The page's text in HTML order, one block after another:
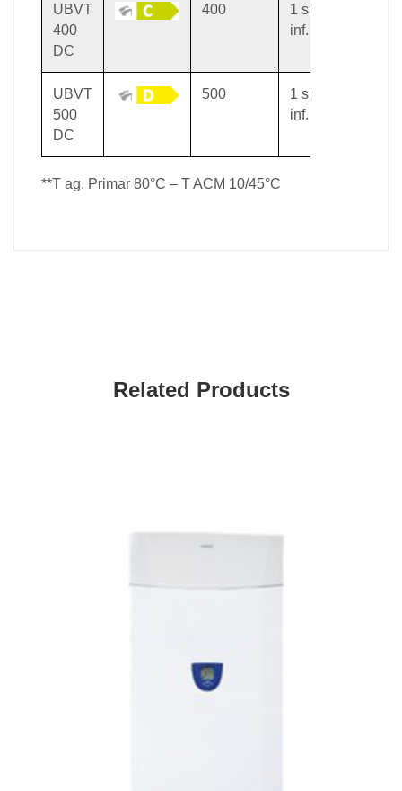
UBVT
400
DC
400
1 sup // 1,8
inf.
UBVT
500
DC
500
1 sup // 2,5
inf.
**T ag. Primar 80°C – T ACM 10/45°C
Related Products